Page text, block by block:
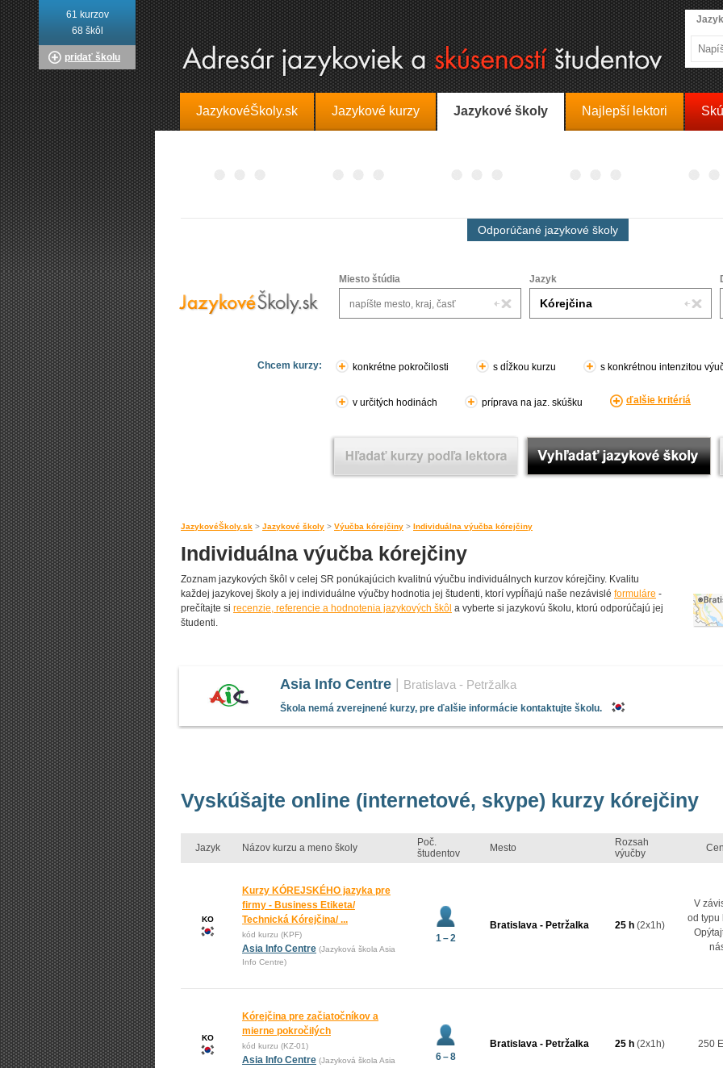
JazykovéŠkoly.sk Jazykové kurzy Jazykové školy Najlepší lektori
Odporúčané jazykové školy
Miesto štúdia Jazyk
Chcem kurzy: konkrétne pokročilosti s dĺžkou kurzu s konkrétnou intenzitou
v určitých hodinách príprava na jaz. skúšku ďalšie kritériá
JazykovéŠkoly.sk > Jazykové školy > Výučba kórejčiny > Individuálna výučba kórejčiny
Individuálna výučba kórejčiny
Zoznam jazykových škôl v celej SR ponúkajúcich kvalitnú výučbu individuálnych kurzov kórejčiny. Kvalitu
každej jazykovej školy a jej individuálne výučby hodnotia jej študenti, ktorí vypĺňajú naše nezávislé formuláre -
prečítajte si recenzie, referencie a hodnotenia jazykových škôl a vyberte si jazykovú školu, ktorú odporúčajú jej
študenti.
Asia Info Centre Bratislava - Petržalka
Škola nemá zverejnené kurzy, pre ďalšie informácie kontaktujte školu.
Vyskúšajte online (internetové, skype) kurzy kórejčiny
Jazyk Názov kurzu a meno školy
Poč.
študentov
Mesto
Rozsah
výučby
KO
Kurzy KÓREJSKÉHO jazyka pre
firmy - Business Etiketa/
Technická Kórejčina/ ...
kód kurzu (KPF)
Asia Info Centre (Jazyková škola Asia
Info Centre)
1 – 2
Bratislava - Petržalka 25 h (2x1h)
V
od typu
KO
Kórejčina pre začiatočníkov a
mierne pokročilých
kód kurzu (KZ-01)
Asia Info Centre (Jazyková škola Asia
6 – 8
Bratislava - Petržalka 25 h (2x1h) 250
61 kurzov
68 škôl
pridať školu